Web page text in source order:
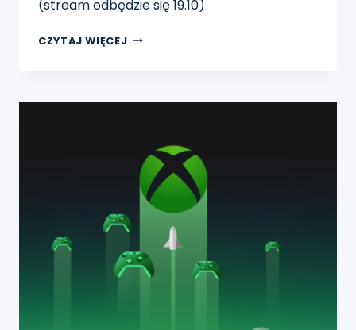
(stream odbędzie się 19.10)
CZYTAJ WIĘCEJ PIGUŁKA